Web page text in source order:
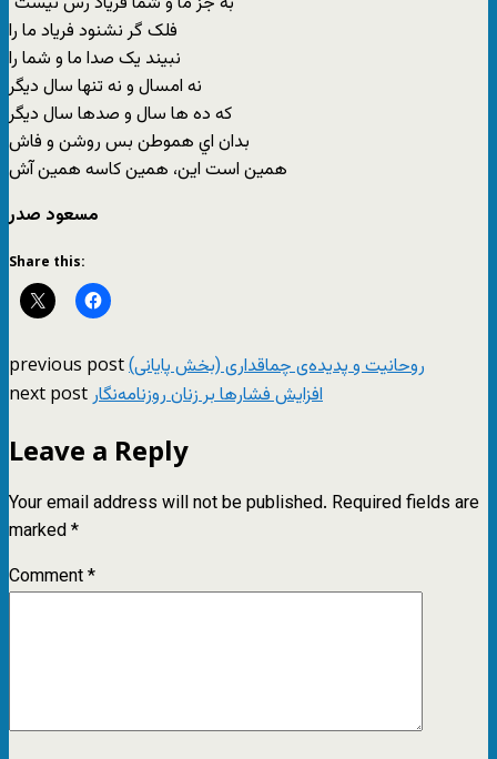
فلک گر نشنود فرياد ما را
نبيند يک صدا ما و شما را
نه امسال و نه تنها سال ديگر
که ده ها سال و صدها سال ديگر
بدان اي هموطن بس روشن و فاش
همين است اين، همين کاسه همين آش
مسعود صدر
Share this:
previous postروحانيت و پديده‌ی چماقداری (بخش پايانی)
next post افزایش فشارها بر زنان روزنامه‌نگار
Leave a Reply
Your email address will not be published. Required fields are
marked*
Comment*